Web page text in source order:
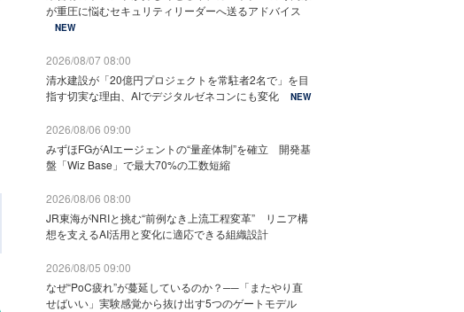
が重圧に悩むセキュリティリーダーへ送るアドバイス
NEW
2026/08/07 08:00
清水建設が「20億円プロジェクトを常駐者2名で」を目
指す切実な理由、AIでデジタルゼネコンにも変化
NEW
2026/08/06 09:00
みずほFGがAIエージェントの“量産体制”を確立 開発基
盤「Wiz Base」で最大70%の工数短縮
2026/08/06 08:00
JR東海がNRIと挑む“前例なき上流工程変革” リニア構
想を支えるAI活用と変化に適応できる組織設計
2026/08/05 09:00
なぜ“PoC疲れ”が蔓延しているのか？──「またやり直
せばいい」実験感覚から抜け出す5つのゲートモデル